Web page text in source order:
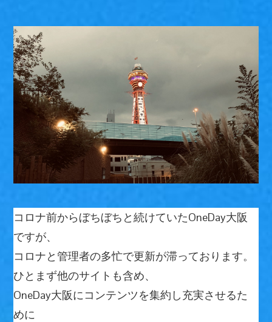
コロナ前からぼちぼちと続けていたOneDay大阪
ですが、
コロナと管理者の多忙で更新が滞っております。
ひとまず他のサイトも含め、
OneDay大阪にコンテンツを集約し充実させるた
めに